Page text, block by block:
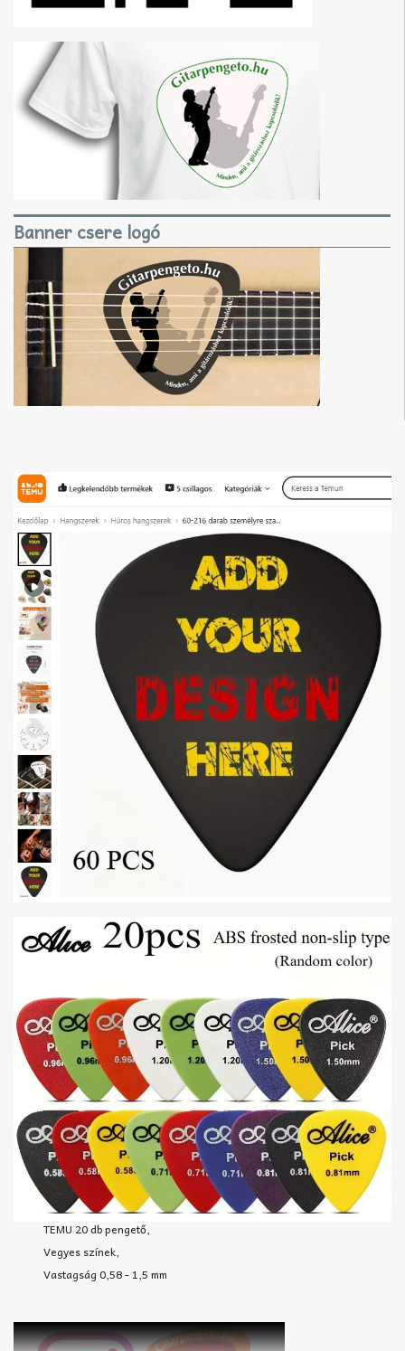
Banner csere logó
TEMU 20 db pengető,
Vegyes színek,
Vastagság 0,58 - 1,5 mm